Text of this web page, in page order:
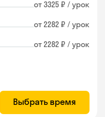
от 3325 ₽ / урок
от 2282 ₽ / урок
от 2282 ₽ / урок
Выбрать время